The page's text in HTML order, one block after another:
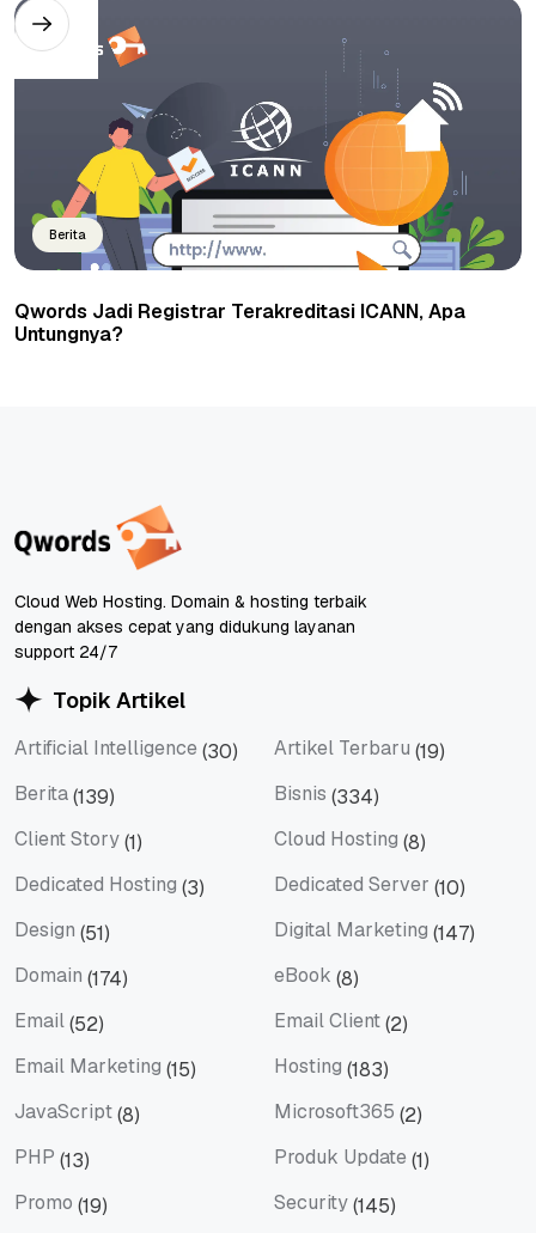
Berita
Qwords Jadi Registrar Terakreditasi ICANN, Apa
Untungnya?
Cloud Web Hosting. Domain & hosting terbaik
dengan akses cepat yang didukung layanan
support 24/7
Topik Artikel
Artificial Intelligence (30) Artikel Terbaru (19)
Berita(139) Bisnis (334)
Client Story(1) Cloud Hosting (8)
Dedicated Hosting (3) Dedicated Server (10)
Design (51) Digital Marketing (147)
Domain (174) eBook (8)
Email(52) Email Client(2)
Email Marketing (15) Hosting (183)
JavaScript(8) Microsoft365 (2)
PHP (13) Produk Update (1)
Promo (19) Security(145)